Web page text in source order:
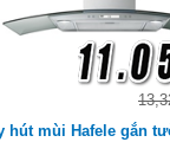
hút mùi Hafele gắn